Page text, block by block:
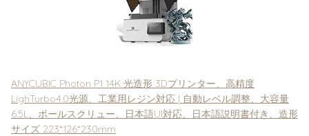
ANYCUBIC Photon P1 14K 光造形 3Dプリンター、高精度
LighTurbo4.0光源、工業用レジン対応 | 自動レベル調整、大容量
6.5L、ボールスクリュー、日本語UI対応、日本語説明書付き、造形
サイズ 223*126*230mm